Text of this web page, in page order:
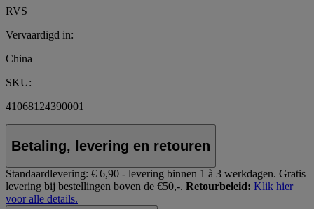
RVS
Vervaardigd in:
China
SKU:
41068124390001
Betaling, levering en retouren
Standaardlevering: € 6,90 - levering binnen 1 à 3 werkdagen. Gratis
levering bij bestellingen boven de €50,-. Retourbeleid: Klik hier
voor alle details.